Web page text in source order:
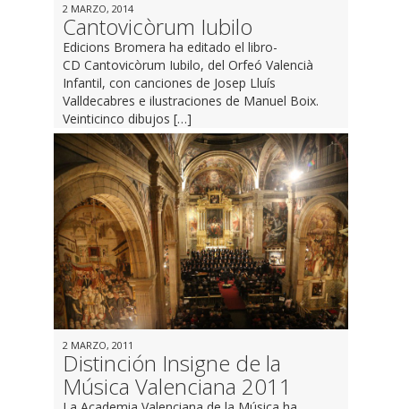
2 MARZO, 2014
Cantovicòrum Iubilo
Edicions Bromera ha editado el libro-
CD Cantovicòrum Iubilo, del Orfeó Valencià
Infantil, con canciones de Josep Lluís
Valldecabres e ilustraciones de Manuel Boix.
Veinticinco dibujos […]
2 MARZO, 2011
Distinción Insigne de la
Música Valenciana 2011